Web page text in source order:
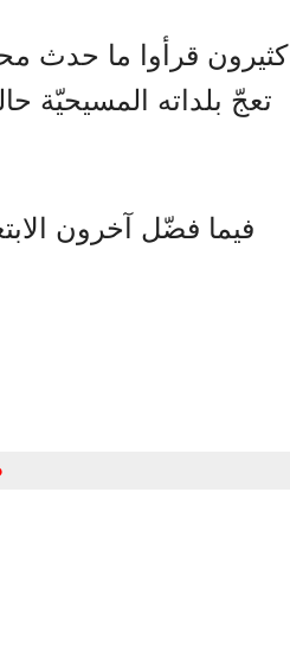
كثيرون قرأوا ما حدث
تعجّ بلداته المسيحيّة
فيما فضّل آخرون